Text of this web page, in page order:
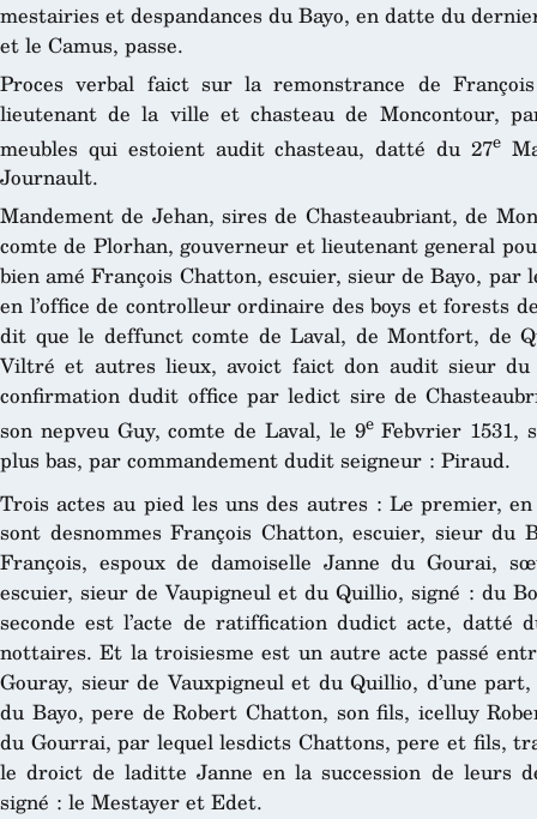
mestairies et despandances du Bayo, en datte du
et le Camus, passe.
Proces verbal faict sur la remonstrance de
lieutenant de la ville et chasteau de Moncontour,
meubles qui estoient audit chasteau, datté du 27e
Journault.
Mandement de Jehan, sires de Chasteaubriant, de
comte de Plorhan, gouverneur et lieutenant general
bien amé François Chatton, escuier, sieur de Bayo,
en l’office de controlleur ordinaire des boys et forests
dit que le deffunct comte de Laval, de Montfort, de
Viltré et autres lieux, avoict faict don audit sieur du
confirmation dudit office par ledict sire de
son nepveu Guy, comte de Laval, le 9eFebvrier 1531,
plus bas, par commandement dudit seigneur : Piraud.
Trois actes au pied les uns des autres : Le premier,
sont desnommes François Chatton, escuier, sieur du
François, espoux de damoiselle Janne du Gourai,
escuier, sieur de Vaupigneul et du Quillio, signé : du
seconde est l’acte de ratiffication dudict acte, datté
nottaires. Et la troisiesme est un autre acte passé
Gouray, sieur de Vauxpigneul et du Quillio, d’une
du Bayo, pere de Robert Chatton, son fils, icelluy
du Gourrai, par lequel lesdicts Chattons, pere et fils,
le droict de laditte Janne en la succession de leurs
signé : le Mestayer et Edet.